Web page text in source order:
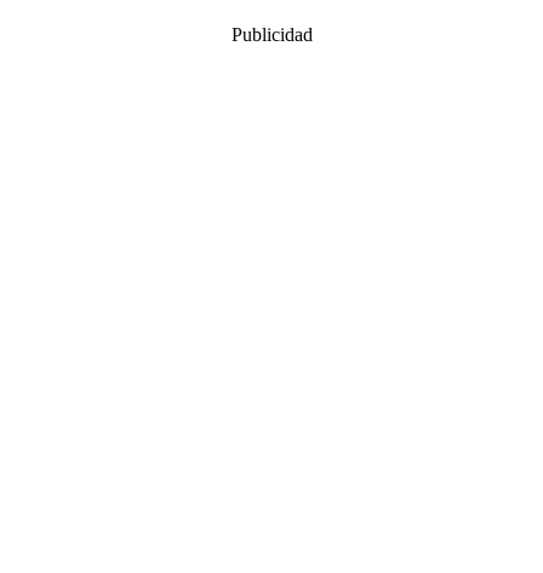
Publicidad